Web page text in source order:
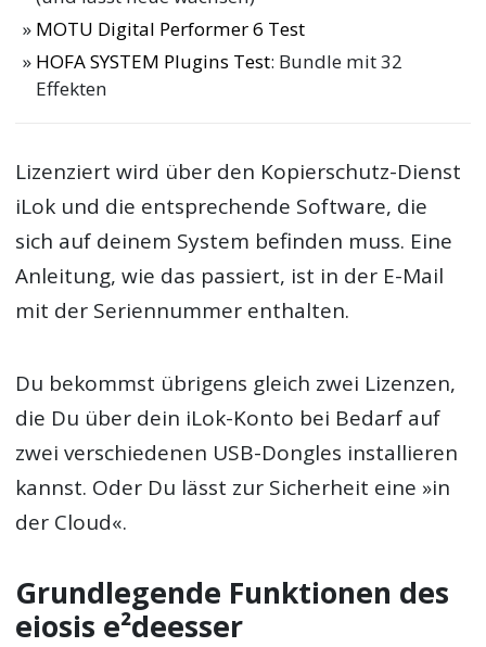
MOTU Digital Performer 6 Test
HOFA SYSTEM Plugins Test: Bundle mit 32
Effekten
Lizenziert wird über den Kopierschutz-Dienst
iLok und die entsprechende Software, die
sich auf deinem System befinden muss. Eine
Anleitung, wie das passiert, ist in der E-Mail
mit der Seriennummer enthalten.
Du bekommst übrigens gleich zwei Lizenzen,
die Du über dein iLok-Konto bei Bedarf auf
zwei verschiedenen USB-Dongles installieren
kannst. Oder Du lässt zur Sicherheit eine »in
der Cloud«.
Grundlegende Funktionen des
eiosis e²deesser